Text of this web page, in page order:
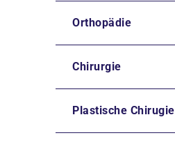
Orthopädie
Chirurgie
Plastische Chirugie